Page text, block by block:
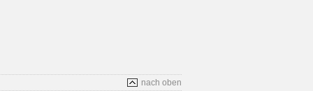
nach oben